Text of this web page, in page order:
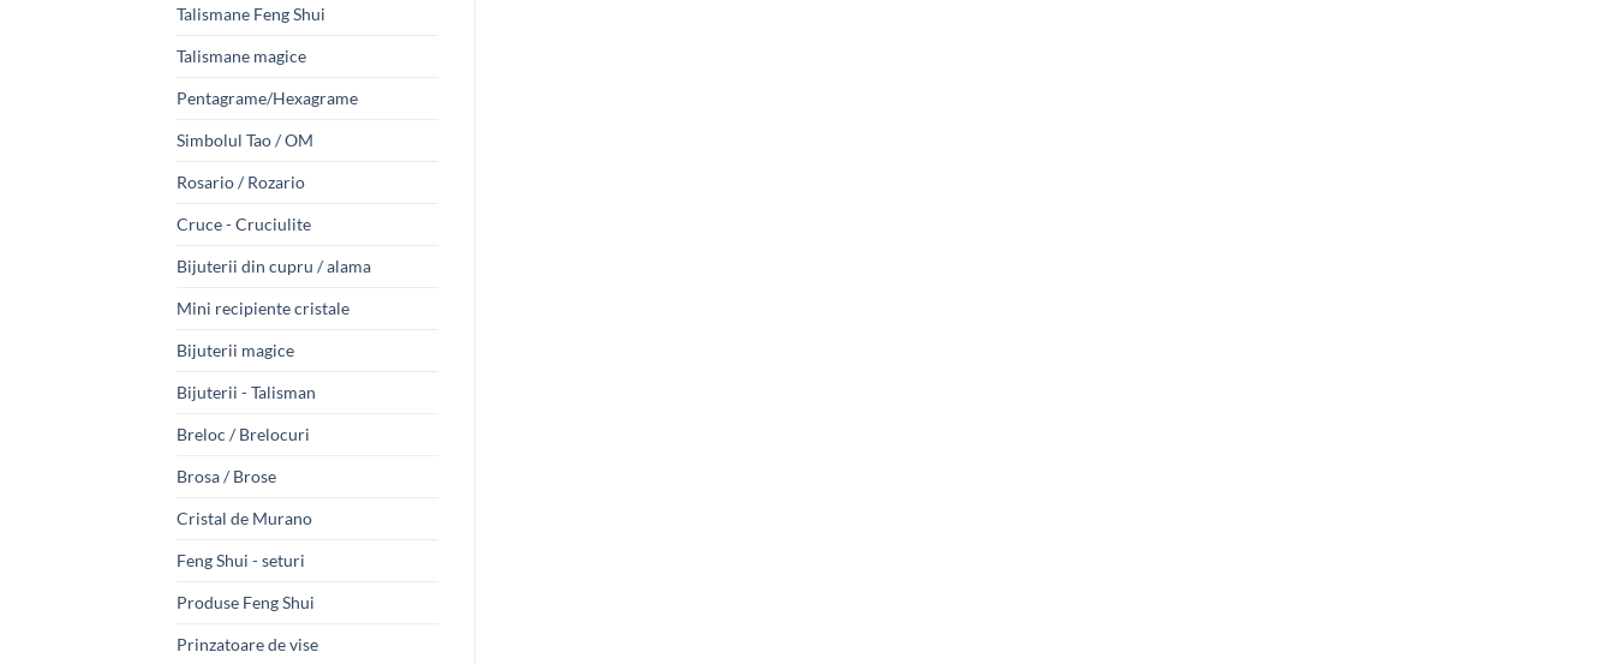
Talismane Feng Shui
Talismane magice
Pentagrame/Hexagrame
Simbolul Tao / OM
Rosario / Rozario
Cruce - Cruciulite
Bijuterii din cupru / alama
Mini recipiente cristale
Bijuterii magice
Bijuterii - Talisman
Breloc / Brelocuri
Brosa / Brose
Cristal de Murano
Feng Shui - seturi
Produse Feng Shui
Prinzatoare de vise